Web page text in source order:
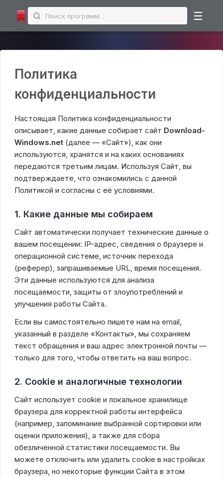
☰
Microsoft Office
Microsoft PowerPoint
Microsoft Word
Интернет программы
Торрент-клиенты
Загрузчики
Мессенджеры
Браузеры
Аудио | Видео программы торрент
Аудио-редакторы
Плееры
Диски и Файлы Торрент
Утилиты для дисков
Мониторинг железа
Антивирусы
Восстановление
РАЗНОЕ
Мобильные приложения и эмуляторы
Для разработчиков
Графические программы Торрент
Игры
Программы для рисования на компьютере
Программы для очистки компьютера
Программы для Монтажа Видео
Политика
конфиденциальности
Настоящая Политика конфиденциальности
описывает, какие данные собирает сайт Download-
Windows.net (далее — «Сайт»), как они
используются, хранятся и на каких основаниях
передаются третьим лицам. Используя Сайт, вы
подтверждаете, что ознакомились с данной
Политикой и согласны с её условиями.
1. Какие данные мы собираем
Сайт автоматически получает технические данные о
вашем посещении: IP-адрес, сведения о браузере и
операционной системе, источник перехода
(реферер), запрашиваемые URL, время посещения.
Эти данные используются для анализа
посещаемости, защиты от злоупотреблений и
улучшения работы Сайта.
Если вы самостоятельно пишете нам на email,
указанный в разделе «Контакты», мы сохраняем
текст обращения и ваш адрес электронной почты —
только для того, чтобы ответить на ваш вопрос.
2. Cookie и аналогичные технологии
Сайт использует cookie и локальное хранилище
браузера для корректной работы интерфейса
(например, запоминание выбранной сортировки или
оценки приложения), а также для сбора
обезличенной статистики посещаемости. Вы
можете отключить или удалить cookie в настройках
браузера, но некоторые функции Сайта в этом